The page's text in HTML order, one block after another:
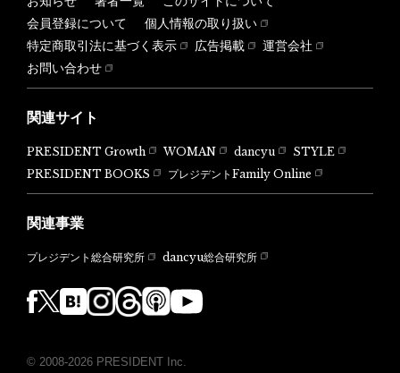
会員登録について
個人情報の取り扱い
特定商取引法に基づく表示
広告掲載
運営会社
お問い合わせ
関連サイト
PRESIDENT Growth WOMAN dancyu
STYLE
PRESIDENT BOOKS
プレジデントFamily Online
関連事業
プレジデント総合研究所 dancyu総合研究所
© 2008-2026 PRESIDENT Inc.